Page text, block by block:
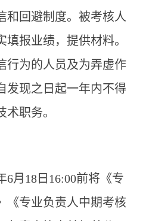
和回避制度。被考核人
报业绩，提供材料。
行为的人员及为弄虚作
发现之日起一年内不得
术职务。
6月 18 日16:00前将《专
《专业负责人中期考核